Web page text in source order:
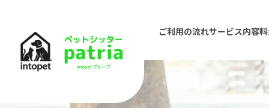
ご利用の流れサービス内容